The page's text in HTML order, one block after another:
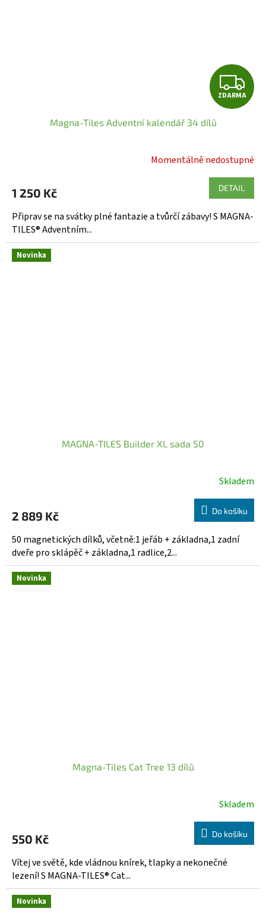
Z
D
R
M
A
ZDARMA
Magna-Tiles Adventní kalendář 34 dílů
Momentálně nedostupné
1 250 Kč DETAIL
Připrav se na svátky plné fantazie a tvůrčí zábavy! S MAGNA-
TILES® Adventním...
Novinka
MAGNA-TILES Builder XL sada 50
Skladem
2 889 Kč Do košíku
50 magnetických dílků, včetně:1 jeřáb + základna,1 zadní
dveře pro sklápěč + základna,1 radlice,2...
Novinka
Magna-Tiles Cat Tree 13 dílů
Skladem
550 Kč Do košíku
Vítej ve světě, kde vládnou knírek, tlapky a nekonečné
lezení! S MAGNA-TILES® Cat...
Novinka